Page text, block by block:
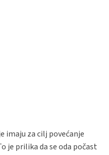
imaju za cilj povećanje
je prilika da se oda počast